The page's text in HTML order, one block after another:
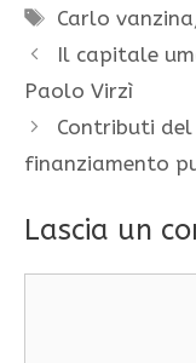
Tag
Carlo vanzina
Il capitale
Paolo Virzì
Contributi del
finanziamento
Lascia un